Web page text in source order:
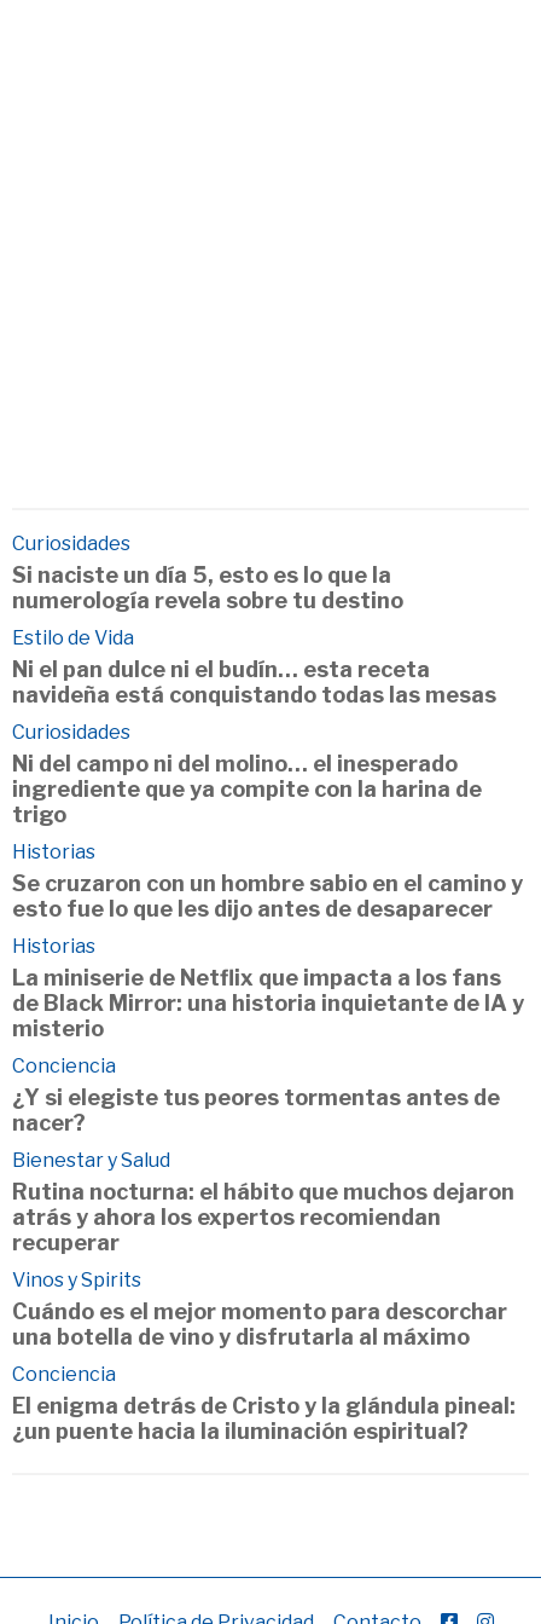
Curiosidades
Si naciste un día 5, esto es lo que la
numerología revela sobre tu destino
Estilo de Vida
Ni el pan dulce ni el budín… esta receta
navideña está conquistando todas las mesas
Curiosidades
Ni del campo ni del molino… el inesperado
ingrediente que ya compite con la harina de
trigo
Historias
Se cruzaron con un hombre sabio en el camino y
esto fue lo que les dijo antes de desaparecer
Historias
La miniserie de Netflix que impacta a los fans
de Black Mirror: una historia inquietante de IA y
misterio
Conciencia
¿Y si elegiste tus peores tormentas antes de
nacer?
Bienestar y Salud
Rutina nocturna: el hábito que muchos dejaron
atrás y ahora los expertos recomiendan
recuperar
Vinos y Spirits
Cuándo es el mejor momento para descorchar
una botella de vino y disfrutarla al máximo
Conciencia
El enigma detrás de Cristo y la glándula pineal:
¿un puente hacia la iluminación espiritual?